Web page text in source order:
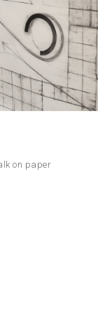
on paper